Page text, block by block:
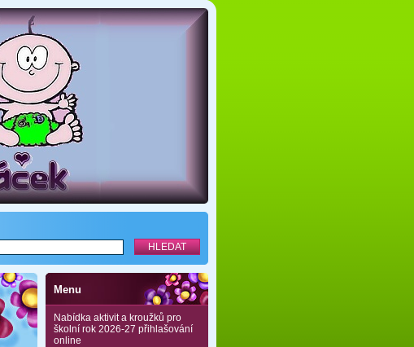
Menu
Nabídka aktivit a kroužků pro
školní rok 2026-27 přihlašování
online